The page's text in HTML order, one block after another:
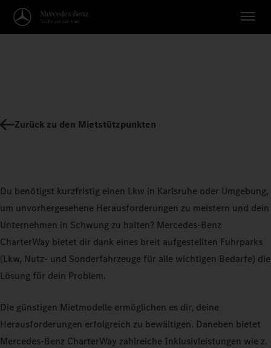
Zurück zu den Mietstützpunkten
Du benötigst kurzfristig einen Lkw in Karlsruhe oder Umgebung,
um unvorhergesehene Herausforderungen zu meistern und dein
Unternehmen in Schwung zu halten? Mercedes-Benz
CharterWay bietet dir dank eines breit aufgestellten Fuhrparks
(Lkw, Nutz- und Sonderfahrzeuge für alle wichtigen Bedarfe) die
Lösung für dein Problem.
Die günstigen Mietmodelle ermöglichen es dir, deine
Herausforderungen erfolgreich zu bewältigen. Daneben bietet
Mercedes-Benz CharterWay zahlreiche Inklusivleistungen wie z.